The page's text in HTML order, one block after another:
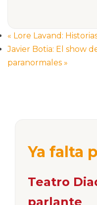
« Lore Lavand:
Javier Botia: El show
paranormales »
Ya falta
Teatro
parlante